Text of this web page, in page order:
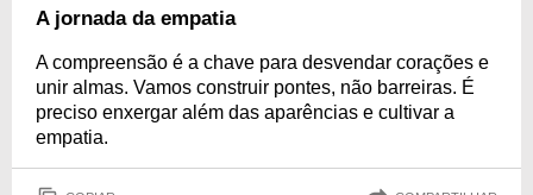
A jornada da empatia
A compreensão é a chave para desvendar corações e
unir almas. Vamos construir pontes, não barreiras. É
preciso enxergar além das aparências e cultivar a
empatia.